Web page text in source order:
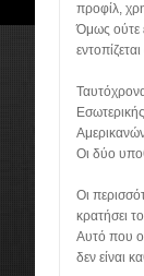
προφίλ,
Όμως ούτε
Οι δύο
Οι
κρατήσει
Αυτό που ο
δεν είναι